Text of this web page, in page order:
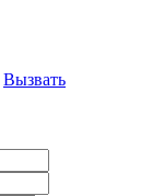
Вызвать